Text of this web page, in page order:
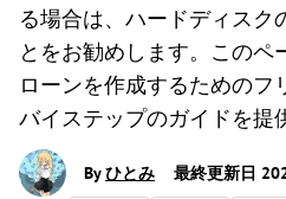
る場合は、ハードディスク
とをお勧めします。このペ
ローンを作成するためのフ
バイステップのガイドを提
Byひとみ
最終更新日